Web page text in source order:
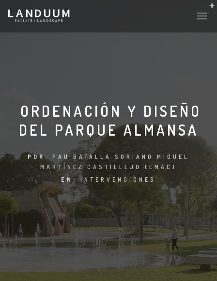
ORDENACIÓN Y DISEÑO
DEL PARQUE ALMANSA
POR: PAU BATALLA SORIANO MIGUEL
MARTÍNEZ CASTILLEJO (EMAC)
EN:INTERVENCIONES